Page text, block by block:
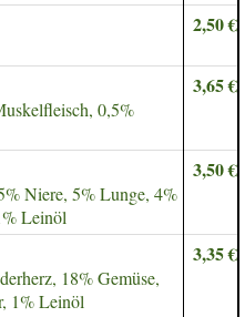
2,50 €
0,5%
3,65 €
Niere, 5% Lunge, 4%
Leinöl
3,50 €
18% Gemüse,
1% Leinöl
3,35 €